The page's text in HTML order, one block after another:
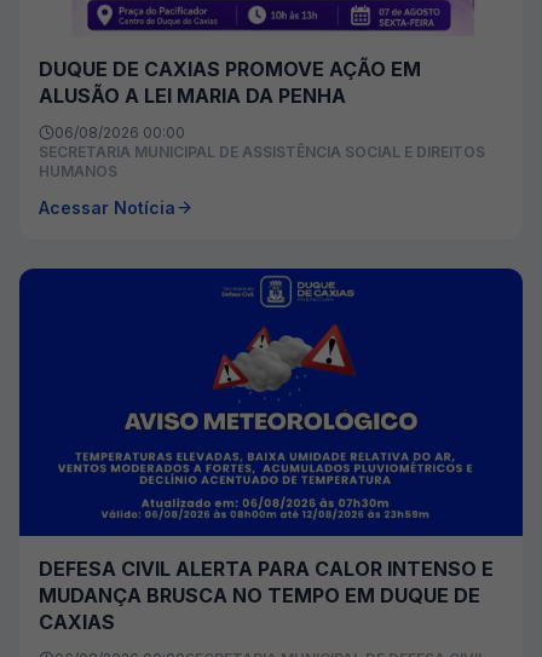
DUQUE DE CAXIAS PROMOVE AÇÃO EM
ALUSÃO A LEI MARIA DA PENHA
06/08/2026 00:00
SECRETARIA MUNICIPAL DE ASSISTÊNCIA SOCIAL E DIREITOS
HUMANOS
Acessar Notícia
DEFESA CIVIL ALERTA PARA CALOR INTENSO E
MUDANÇA BRUSCA NO TEMPO EM DUQUE DE
CAXIAS